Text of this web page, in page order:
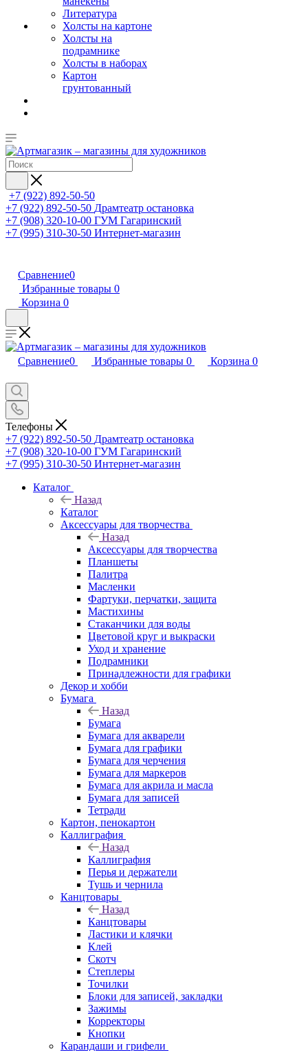
Литература
Холсты на картоне
Холсты на
подрамнике
Холсты в наборах
Картон
грунтованный
+7 (922) 892-50-50
+7 (922) 892-50-50 Драмтеатр остановка
+7 (908) 320-10-00 ГУМ Гагаринский
+7 (995) 310-30-50 Интернет-магазин
Сравнение0
Избранные товары 0
Корзина 0
Сравнение0 Избранные товары 0 Корзина 0
Телефоны
+7 (922) 892-50-50 Драмтеатр остановка
+7 (908) 320-10-00 ГУМ Гагаринский
+7 (995) 310-30-50 Интернет-магазин
Каталог
Назад
Каталог
Аксессуары для творчества
Назад
Аксессуары для творчества
Планшеты
Палитра
Масленки
Фартуки, перчатки, защита
Мастихины
Стаканчики для воды
Цветовой круг и выкраски
Уход и хранение
Подрамники
Принадлежности для графики
Декор и хобби
Бумага
Назад
Бумага
Бумага для акварели
Бумага для графики
Бумага для черчения
Бумага для маркеров
Бумага для акрила и масла
Бумага для записей
Тетради
Картон, пенокартон
Каллиграфия
Назад
Каллиграфия
Перья и держатели
Тушь и чернила
Канцтовары
Назад
Канцтовары
Ластики и клячки
Клей
Скотч
Степлеры
Точилки
Блоки для записей, закладки
Зажимы
Корректоры
Кнопки
Карандаши и грифели